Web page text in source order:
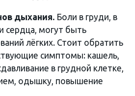
дыхания. Боли в груди, в
сердца, могут быть
лёгких. Стоит обратить
симптомы: кашель,
в грудной клетке,
одышку, повышение